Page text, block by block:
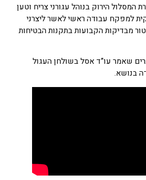
המסלול הירוק בנוהל עגורני צריח וטען
למפקח עבודה ראשי לאשר ליצרני
מבדיקות הקבועות בתקנות הבטיחות
שאמר עו”ד אסל בשולחן העגול
בנושא.